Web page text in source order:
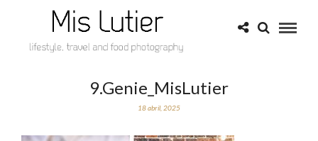
9.Genie_MisLutier
18 abril, 2025